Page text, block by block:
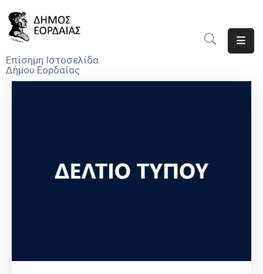
Επίσημη Ιστοσελίδα
Δήμου Εορδαίας
Ο